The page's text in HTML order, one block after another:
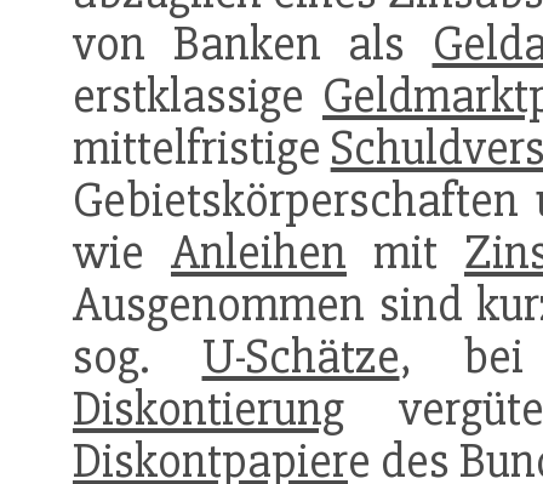
von Banken als
erstklassige
mittelfristige
wie Anleihen mit
Ausgenommen sind
sog. U-Schätze, bei
Diskontierung
Diskontpapiere des